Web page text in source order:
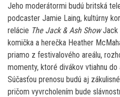
Jeho moderátormi budú britská
podcaster Jamie Laing, kultúrny
relácie The Jack & Ash ShowJack
komička a herečka Heather
priamo z festivalového areálu,
momenty, ktoré divákov vtiahnu
Súčasťou prenosu budú aj
pričom vyvrcholením bude